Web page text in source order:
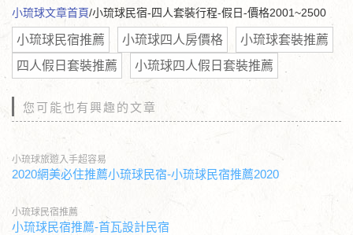
小琉球文章首頁/小琉球民宿-四人套裝行程-假日-價格2001~2500
小琉球民宿推薦 小琉球四人房價格
小琉球套裝推薦
四人假日套裝推薦
小琉球四人假日套裝推薦
您可能也有興趣的文章
小琉球旅遊入手超容易
2020網美必住推薦小琉球民宿-小琉球民宿推薦2020
小琉球民宿推薦
小琉球民宿推薦-首瓦設計民宿